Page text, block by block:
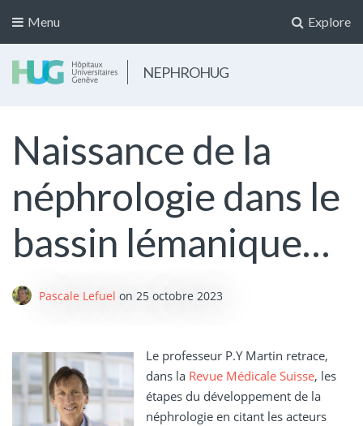
Explore
Menu
NEPHROHUG
Naissance de la
néphrologie dans le
bassin lémanique…
Pascale Lefuel on 25 octobre 2023
Le professeur P.Y Martin retrace,
dans la Revue Médicale Suisse, les
étapes du développement de la
néphrologie en citant les acteurs